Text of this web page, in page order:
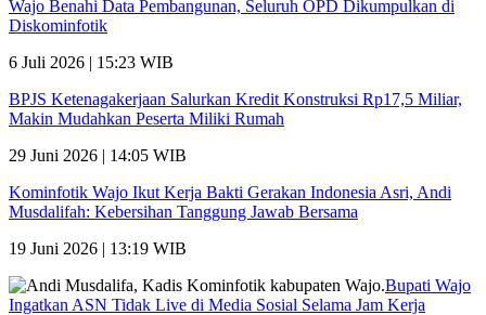
Wajo Benahi Data Pembangunan, Seluruh OPD Dikumpulkan di
Diskominfotik
6 Juli 2026 | 15:23 WIB
BPJS Ketenagakerjaan Salurkan Kredit Konstruksi Rp17,5 Miliar,
Makin Mudahkan Peserta Miliki Rumah
29 Juni 2026 | 14:05 WIB
Kominfotik Wajo Ikut Kerja Bakti Gerakan Indonesia Asri, Andi
Musdalifah: Kebersihan Tanggung Jawab Bersama
19 Juni 2026 | 13:19 WIB
Bupati Wajo
Ingatkan ASN Tidak Live di Media Sosial Selama Jam Kerja